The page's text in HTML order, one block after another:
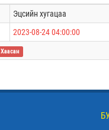
Эцсийн хугацаа
2023-08-24 04:00:00
Хаасан